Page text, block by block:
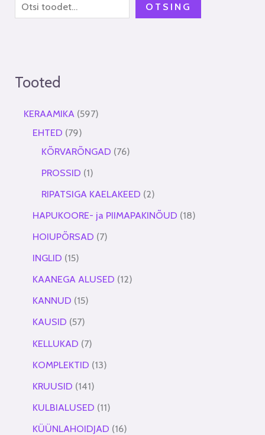
OTSING
Tooted
KERAAMIKA 597
EHTED 79
KÕRVARÕNGAD 76
PROSSID 1
RIPATSIGA KAELAKEED 2
HAPUKOORE- ja PIIMAPAKINÕUD 18
HOIUPÕRSAD 7
INGLID 15
KAANEGA ALUSED 12
KANNUD 15
KAUSID 57
KELLUKAD 7
KOMPLEKTID 13
KRUUSID 141
KULBIALUSED 11
KÜÜNLAHOIDJAD 16